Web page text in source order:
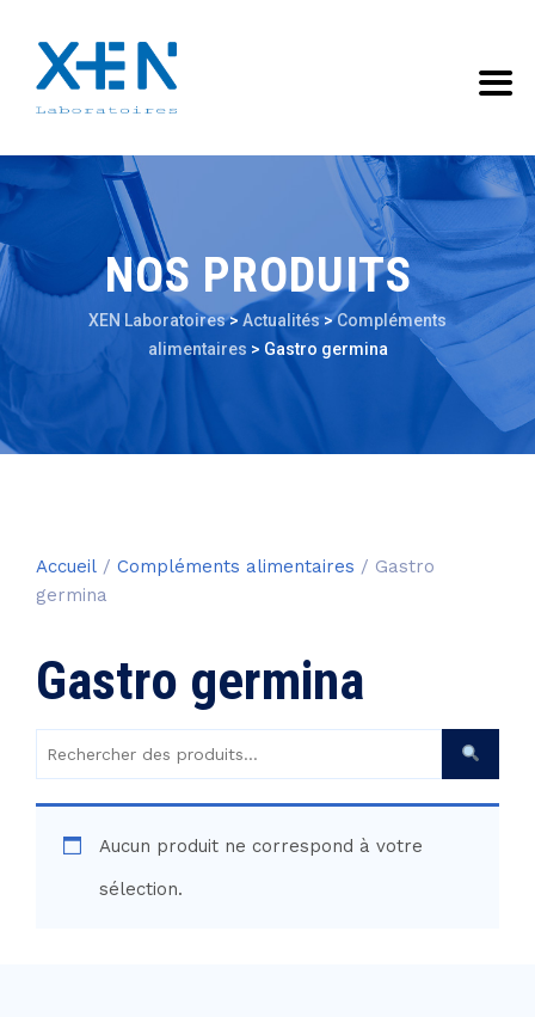
NOS PRODUITS
XEN Laboratoires> Actualités >Compléments
alimentaires > Gastro germina
Accueil / Compléments alimentaires / Gastro
germina
Gastro germina
produits :
Aucun produit ne correspond à votre
sélection.